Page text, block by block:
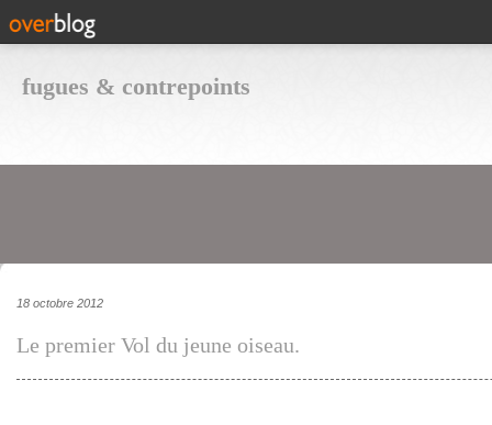
fugues & contrepoints
18 octobre 2012
Le premier Vol du jeune oiseau.